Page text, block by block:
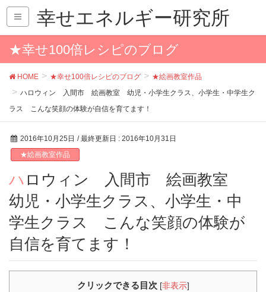
幸せエネルギー研究所
★幸せ100倍レシピのブログ
HOME ★幸せ100倍レシピのブログ
★絵画教室作品
ハロウィン 入間市 絵画教室 幼児・小学生クラス、小学生・中学生ク
ラス こんな笑顔の体験が自信を育てます！
2016年10月25日 / 最終更新日 : 2016年10月31日
★絵画教室作品
ハロウィン 入間市 絵画教室
幼児・小学生クラス、小学生・中
学生クラス こんな笑顔の体験が
自信を育てます！
クリックできる目次 [非表示]